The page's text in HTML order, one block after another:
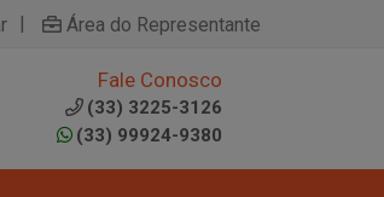
| Área do Representante
Fale Conosco
(33) 3225-3126
(33) 99924-9380